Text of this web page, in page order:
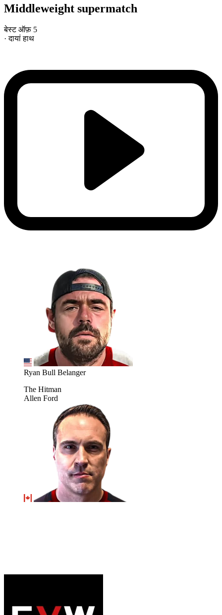
Middleweight supermatch
बेस्ट ऑफ़ 5
· दायां हाथ
Ryan Bull Belanger
The Hitman
Allen Ford